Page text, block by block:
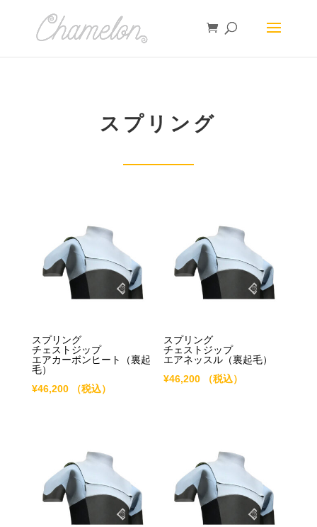
スプリング
スプリング
チェストジップ
エアカーボンヒート（裏起
毛）
¥46,200 （税込）
スプリング
チェストジップ
エアネッスル（裏起毛）
¥46,200 （税込）